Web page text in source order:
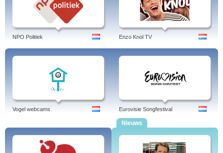
NPO Politiek Enzo Knol TV
Vogel webcams Eurovisie Songfestival
Nieuws